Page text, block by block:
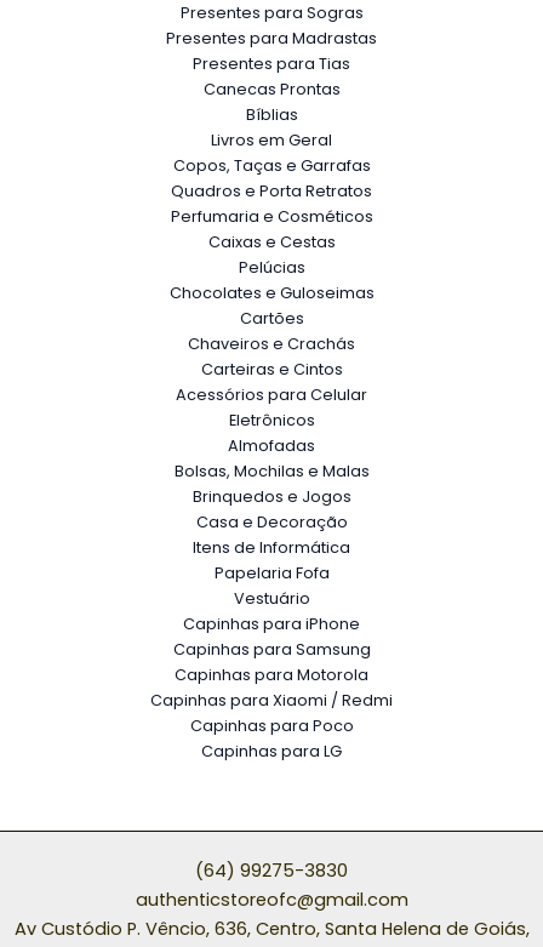
Presentes para Sogras
Presentes para Madrastas
Presentes para Tias
Canecas Prontas
Bíblias
Livros em Geral
Copos, Taças e Garrafas
Quadros e Porta Retratos
Perfumaria e Cosméticos
Caixas e Cestas
Pelúcias
Chocolates e Guloseimas
Cartões
Chaveiros e Crachás
Carteiras e Cintos
Acessórios para Celular
Eletrônicos
Almofadas
Bolsas, Mochilas e Malas
Brinquedos e Jogos
Casa e Decoração
Itens de Informática
Papelaria Fofa
Vestuário
Capinhas para iPhone
Capinhas para Samsung
Capinhas para Motorola
Capinhas para Xiaomi / Redmi
Capinhas para Poco
Capinhas para LG
(64) 99275-3830
authenticstoreofc@gmail.com
Av Custódio P. Vêncio, 636, Centro, Santa Helena de Goiás,